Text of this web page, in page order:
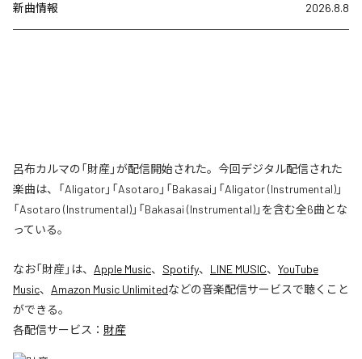
新曲情報 2026.8.8
呂布カルマの「財産」が配信開始された。今回デジタル配信された
楽曲は、「Aligator」「Asotaro」「Bakasai」「Aligator (Instrumental)」
「Asotaro (Instrumental)」「Bakasai (Instrumental)」を含む全6曲とな
っている。
なお「財産」は、 Apple Music、 Spotify、 LINE MUSIC、 YouTube
Music、 Amazon Music Unlimitedなどの音楽配信サービスで聴くこと
ができる。
各配信サービス： 財産